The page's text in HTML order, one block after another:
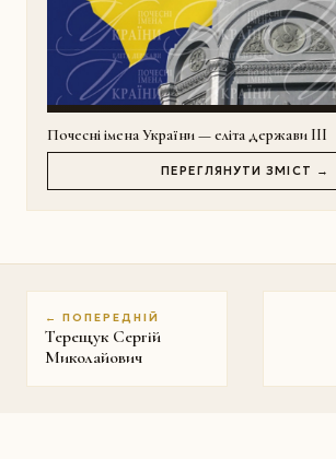
Почесні імена України — еліта держави III
ПЕРЕГЛЯНУТИ ЗМІСТ →
← ПОПЕРЕДНІЙ
Терещук Сергій
Миколайович